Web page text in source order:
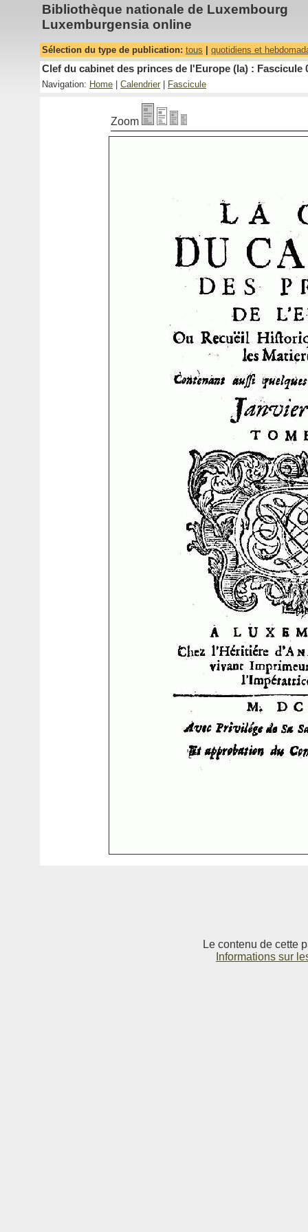
Bibliothèque nationale de Luxembourg
Luxemburgensia online
Sélection du type de publication: tous quotidiens et
Clef du cabinet des princes de l'Europe (la) : Fascicule
Navigation: Home Calendrier Fascicule
Zoom
Le contenu de cette
Informations sur